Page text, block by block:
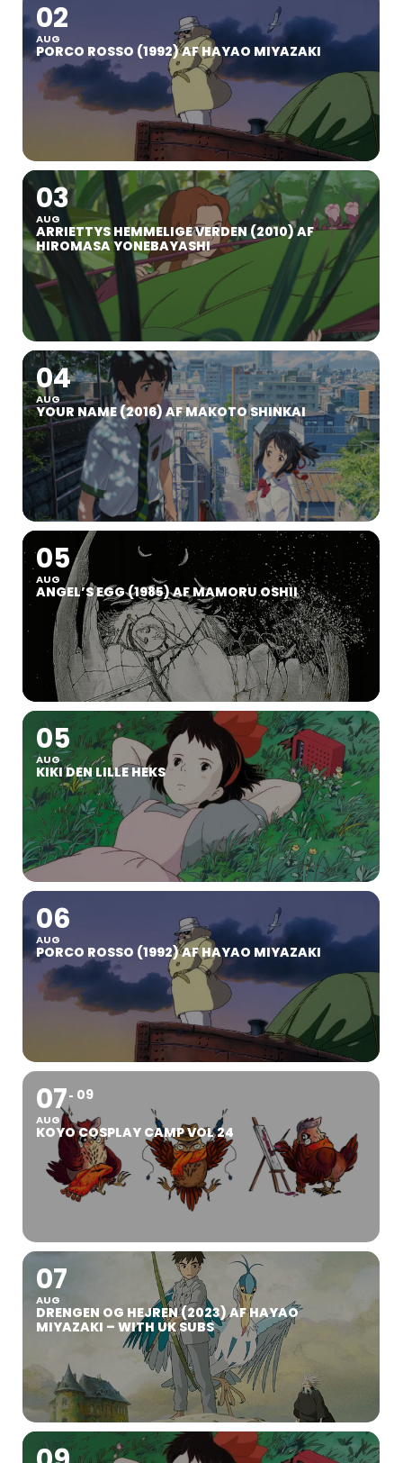
02
AUG
PORCO ROSSO (1992) AF HAYAO MIYAZAKI
03
AUG
ARRIETTYS HEMMELIGE VERDEN (2010) AF
HIROMASA YONEBAYASHI
04
AUG
YOUR NAME (2016) AF MAKOTO SHINKAI
05
AUG
ANGEL’S EGG (1985) AF MAMORU OSHII
05
AUG
KIKI DEN LILLE HEKS
06
AUG
PORCO ROSSO (1992) AF HAYAO MIYAZAKI
07
AUG
09
KOYO COSPLAY CAMP VOL 24
07
AUG
DRENGEN OG HEJREN (2023) AF HAYAO
MIYAZAKI – WITH UK SUBS